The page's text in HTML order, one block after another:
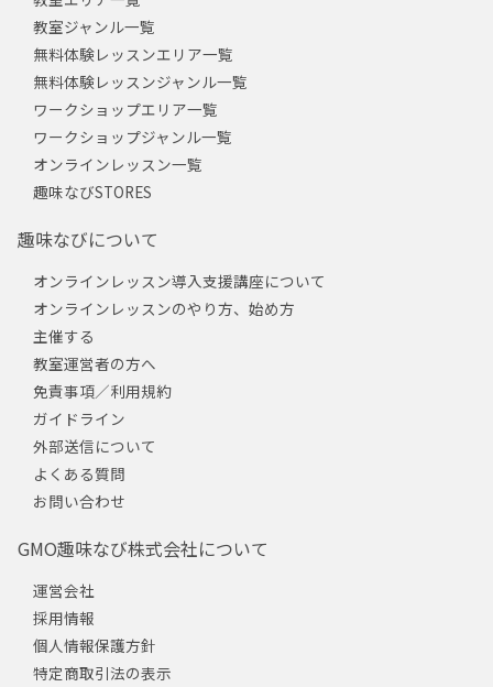
教室ジャンル一覧
無料体験レッスンエリア一覧
無料体験レッスンジャンル一覧
ワークショップエリア一覧
ワークショップジャンル一覧
オンラインレッスン一覧
趣味なびSTORES
趣味なびについて
オンラインレッスン導入支援講座について
オンラインレッスンのやり方、始め方
主催する
教室運営者の方へ
免責事項／利用規約
ガイドライン
外部送信について
よくある質問
お問い合わせ
GMO趣味なび株式会社について
運営会社
採用情報
個人情報保護方針
特定商取引法の表示